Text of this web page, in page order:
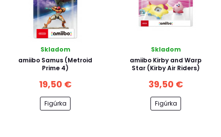
Skladom
amiibo Samus (Metroid
Prime 4)
19,50 €
Figúrka
Skladom
amiibo Kirby and Warp
Star (Kirby Air Riders)
39,50 €
Figúrka